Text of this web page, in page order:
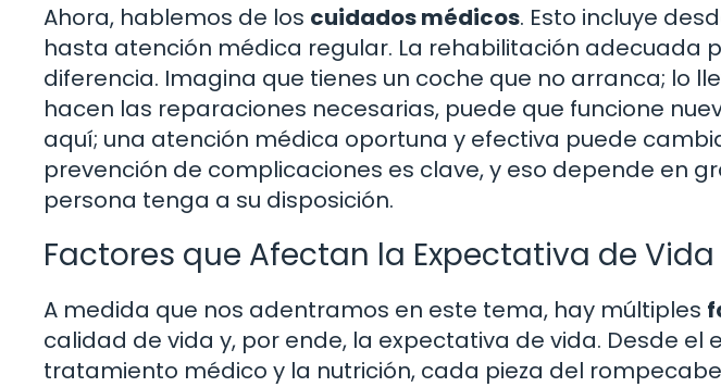
Ahora, hablemos de los cuidados médicos. Esto incluye
hasta atención médica regular. La rehabilitación adecuada
diferencia. Imagina que tienes un coche que no arranca; lo
hacen las reparaciones necesarias, puede que funcione
aquí; una atención médica oportuna y efectiva puede
prevención de complicaciones es clave, y eso depende en
persona tenga a su disposición.
Factores que Afectan la Expectativa de Vida
A medida que nos adentramos en este tema, hay múltiples
calidad de vida y, por ende, la expectativa de vida. Desde el
tratamiento médico y la nutrición, cada pieza del